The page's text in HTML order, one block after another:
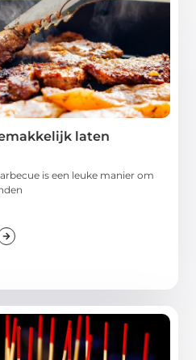
laten
is een leuke manier om